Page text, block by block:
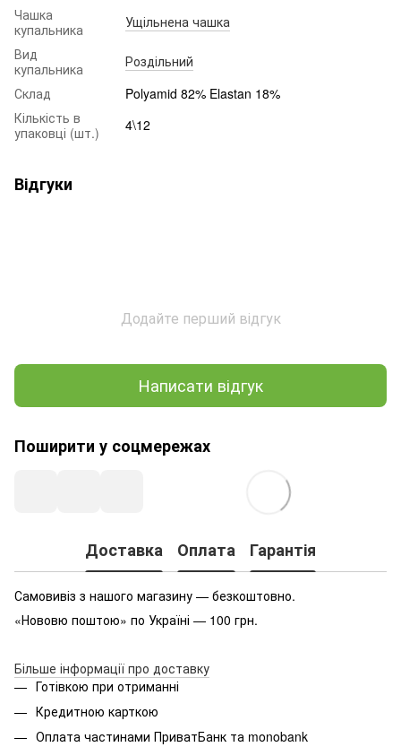
Чашка
купальника
Ущільнена чашка
Вид
купальника
Роздільний
Склад
Polyamid 82% Elastan 18%
Кількість в
упаковці (шт.)
4\12
Відгуки
Додайте перший відгук
Написати відгук
Поширити у соцмережах
Доставка Оплата Гарантія
Самовивіз з нашого магазину — безкоштовно.
«Нововю поштою» по Україні — 100 грн.
Більше інформації про доставку
Готівкою при отриманні
Кредитною карткою
Оплата частинами ПриватБанк та monobank